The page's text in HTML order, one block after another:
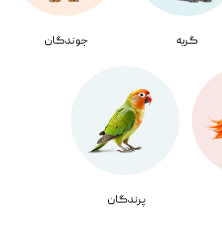
گربه جوندگان
پرندگان